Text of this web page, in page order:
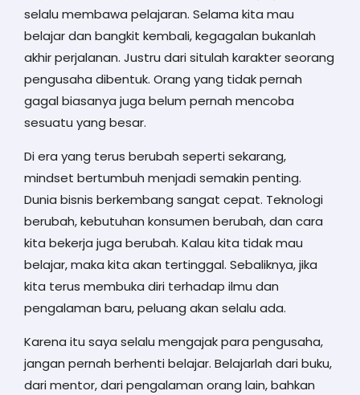
selalu membawa pelajaran. Selama kita mau
belajar dan bangkit kembali, kegagalan bukanlah
akhir perjalanan. Justru dari situlah karakter seorang
pengusaha dibentuk. Orang yang tidak pernah
gagal biasanya juga belum pernah mencoba
sesuatu yang besar.
Di era yang terus berubah seperti sekarang,
mindset bertumbuh menjadi semakin penting.
Dunia bisnis berkembang sangat cepat. Teknologi
berubah, kebutuhan konsumen berubah, dan cara
kita bekerja juga berubah. Kalau kita tidak mau
belajar, maka kita akan tertinggal. Sebaliknya, jika
kita terus membuka diri terhadap ilmu dan
pengalaman baru, peluang akan selalu ada.
Karena itu saya selalu mengajak para pengusaha,
jangan pernah berhenti belajar. Belajarlah dari buku,
dari mentor, dari pengalaman orang lain, bahkan